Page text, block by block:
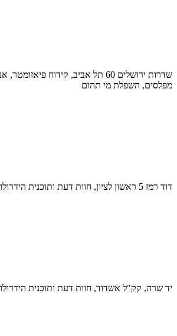
שדרות ירושלים 60 תל אביב, קידוח
מפלסים, השפלת מי תהום
דוד רמז 5 ראשון לציון, חוות דעת ותוכנית הידרולוגית לניהול מי נגר
יד שרה, קק"ל אשדוד, חוות דעת ותוכנית